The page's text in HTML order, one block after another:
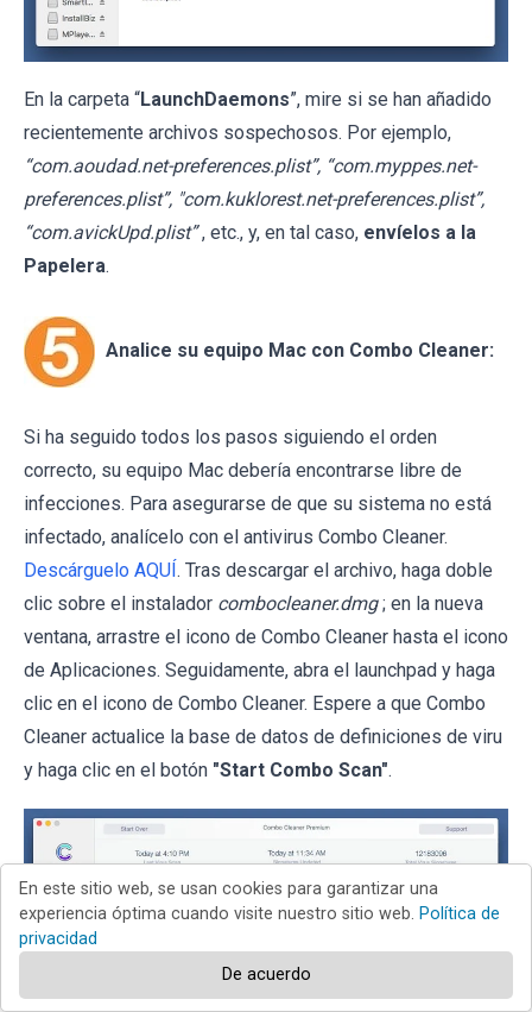
En la carpeta “LaunchDaemons”, mire si se han añadido
recientemente archivos sospechosos. Por ejemplo,
“com.aoudad.net-preferences.plist”, “com.myppes.net-
preferences.plist”, "com.kuklorest.net-preferences.plist”,
“com.avickUpd.plist” , etc., y, en tal caso, envíelos a la
Papelera.
Analice su equipo Mac con Combo Cleaner:
Si ha seguido todos los pasos siguiendo el orden
correcto, su equipo Mac debería encontrarse libre de
infecciones. Para asegurarse de que su sistema no está
infectado, analícelo con el antivirus Combo Cleaner.
Descárguelo AQUÍ . Tras descargar el archivo, haga doble
clic sobre el instalador combocleaner.dmg ; en la nueva
ventana, arrastre el icono de Combo Cleaner hasta el icono
de Aplicaciones. Seguidamente, abra el launchpad y haga
clic en el icono de Combo Cleaner. Espere a que Combo
Cleaner actualice la base de datos de definiciones de viru
y haga clic en el botón "Start Combo Scan".
En este sitio web, se usan cookies para garantizar una
experiencia óptima cuando visite nuestro sitio web. Política de
privacidad
De acuerdo